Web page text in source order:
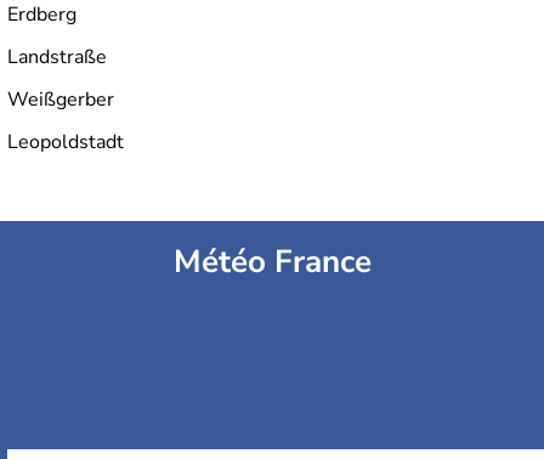
Erdberg
Landstraße
Weißgerber
Leopoldstadt
Météo France